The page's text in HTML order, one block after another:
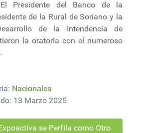
Presidente del Banco de la
de la Rural de Soriano y la
de la Intendencia de
la oratoria con el numeroso
Nacionales
13 Marzo 2025
se Perfila como Otro